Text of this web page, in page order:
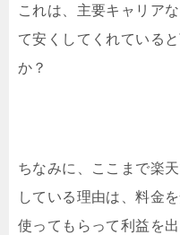
これは、主要キャリア
て安くしてくれている
か？
ちなみに、ここまで楽
している理由は、料金
使ってもらって利益を